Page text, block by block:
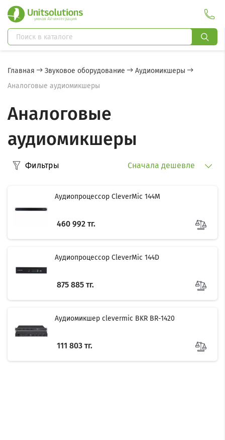
Главная Звуковое оборудование
Аудиомикшеры
Аналоговые аудиомикшеры
Аналоговые
аудиомикшеры
Фильтры Сначала дешевле
Аудиопроцессор CleverMic 144M
460 992 тг.
Аудиопроцессор CleverMic 144D
875 885 тг.
Аудиомикшер clevermic BKR BR-1420
111 803 тг.